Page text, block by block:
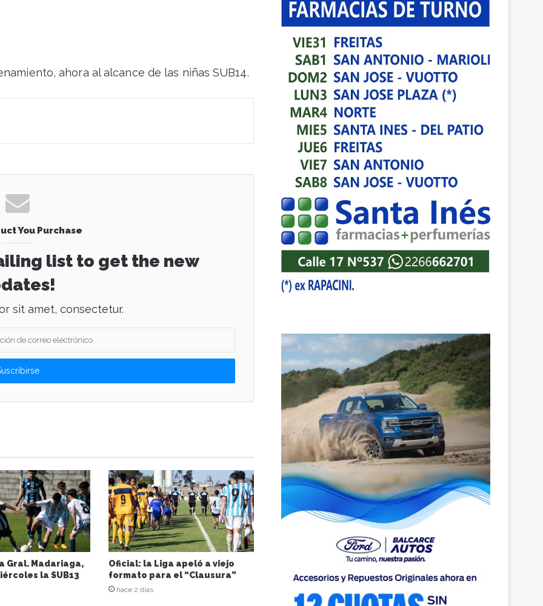
ahora al alcance de las niñas SUB14.
You Purchase
list to get the new
sit amet, consectetur.
Gral. Madariaga,
la SUB13
Oficial: la Liga apeló a viejo
formato para el “Clausura”
hace 2 días